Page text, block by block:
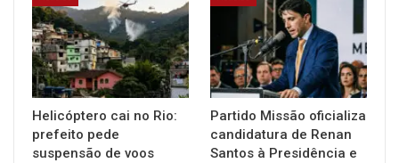
Helicóptero cai no Rio:
prefeito pede
suspensão de voos
Partido Missão oficializa
candidatura de Renan
Santos à Presidência e